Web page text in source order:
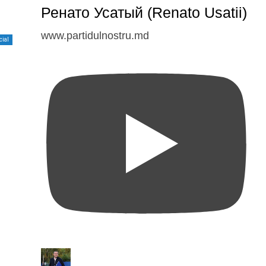
Ренато Усатый (Renato Usatii)
www.partidulnostru.md